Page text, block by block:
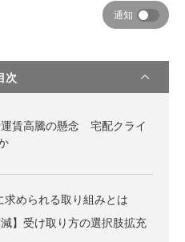
通知
次
賃高騰の懸念 宅配クライ
求められる取り組みとは
減】受け取り方の選択肢拡充